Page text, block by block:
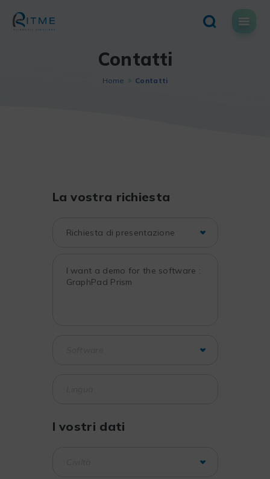
content
Contatti
Home Contatti
La vostra richiesta
I vostri dati